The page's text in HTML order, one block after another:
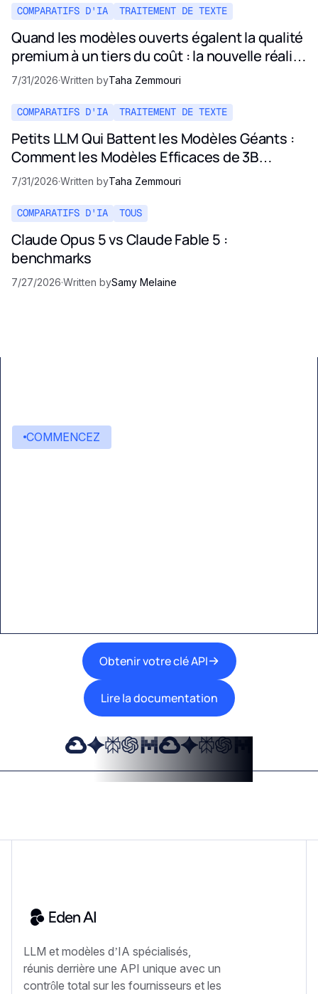
COMPARATIFS D'IA TRAITEMENT DE TEXTE
Quand les modèles ouverts égalent la qualité
premium à un tiers du coût : la nouvelle réalité
des prix de l'IA
7/31/2026·Written byTaha Zemmouri
COMPARATIFS D'IA TRAITEMENT DE TEXTE
Petits LLM Qui Battent les Modèles Géants :
Comment les Modèles Efficaces de 3B
Rivalisent avec Opus et GPT-5
7/31/2026·Written byTaha Zemmouri
COMPARATIFS D'IA TOUS
Claude Opus 5 vs Claude Fable 5 :
benchmarks
7/27/2026·Written bySamy Melaine
COMMENCEZ
Obtenir votre clé API
Lire la documentation
LLM et modèles d’IA spécialisés,
réunis derrière une API unique avec un
contrôle total sur les fournisseurs et les